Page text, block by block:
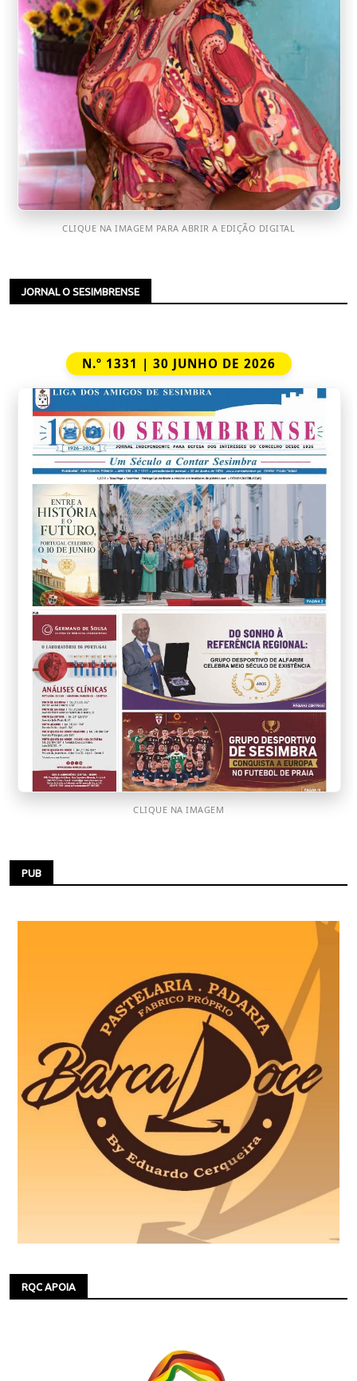
CLIQUE NA IMAGEM PARA ABRIR A EDIÇÃO DIGITAL
JORNAL O SESIMBRENSE
N.º 1331 | 30 JUNHO DE 2026
CLIQUE NA IMAGEM
PUB
RQC APOIA